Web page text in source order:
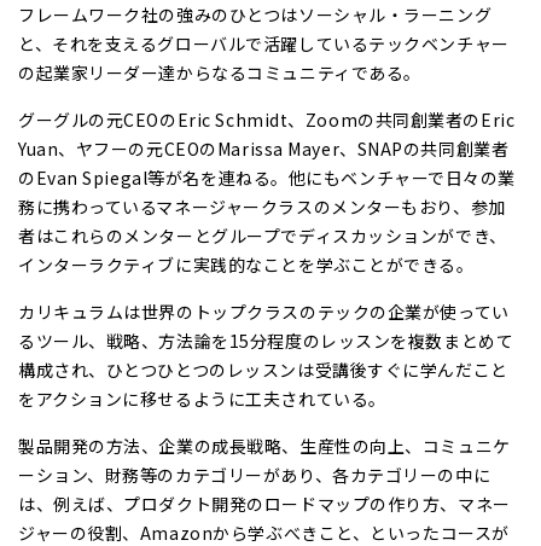
フレームワーク社の強みのひとつはソーシャル・ラーニング
と、それを支えるグローバルで活躍しているテックベンチャー
の起業家リーダー達からなるコミュニティである。
グーグルの元CEOのEric Schmidt、Zoomの共同創業者のEric
Yuan、ヤフーの元CEOのMarissa Mayer、SNAPの共同創業者
のEvan Spiegal等が名を連ねる。他にもベンチャーで日々の業
務に携わっているマネージャークラスのメンターもおり、参加
者はこれらのメンターとグループでディスカッションができ、
インターラクティブに実践的なことを学ぶことができる。
カリキュラムは世界のトップクラスのテックの企業が使ってい
るツール、戦略、方法論を15分程度のレッスンを複数まとめて
構成され、ひとつひとつのレッスンは受講後すぐに学んだこと
をアクションに移せるように工夫されている。
製品開発の方法、企業の成長戦略、生産性の向上、コミュニケ
ーション、財務等のカテゴリーがあり、各カテゴリーの中に
は、例えば、プロダクト開発のロードマップの作り方、マネー
ジャーの役割、Amazonから学ぶべきこと、といったコースが